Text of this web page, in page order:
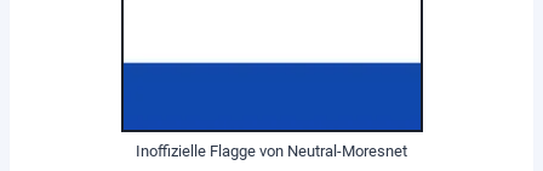
Inoffizielle Flagge von Neutral-Moresnet